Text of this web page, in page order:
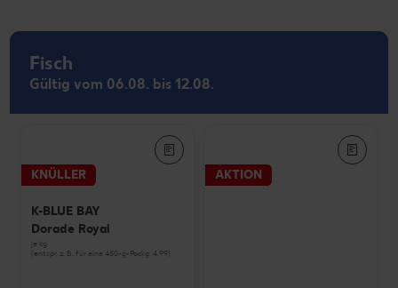
Fisch
Gültig vom 06.08. bis 12.08.
KNÜLLER
K-BLUE BAY
Dorade Royal
je kg
(entspr. z. B. für eine 450-g-Packg. 4.99)
AKTION